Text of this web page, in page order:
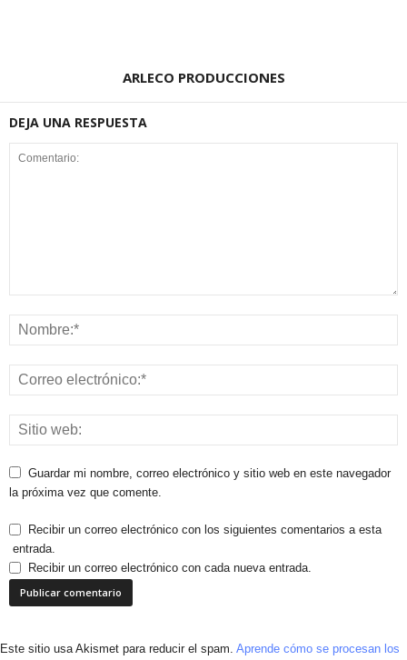
ARLECO PRODUCCIONES
DEJA UNA RESPUESTA
Guardar mi nombre, correo electrónico y sitio web en este navegador
la próxima vez que comente.
Recibir un correo electrónico con los siguientes comentarios a esta
entrada.
Recibir un correo electrónico con cada nueva entrada.
Este sitio usa Akismet para reducir el spam. Aprende cómo se procesan los